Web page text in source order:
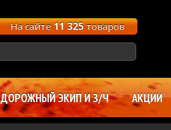
На сайте11 325товаров
ДОРОЖНЫЙ ЭКИП И З/Ч АКЦИИ